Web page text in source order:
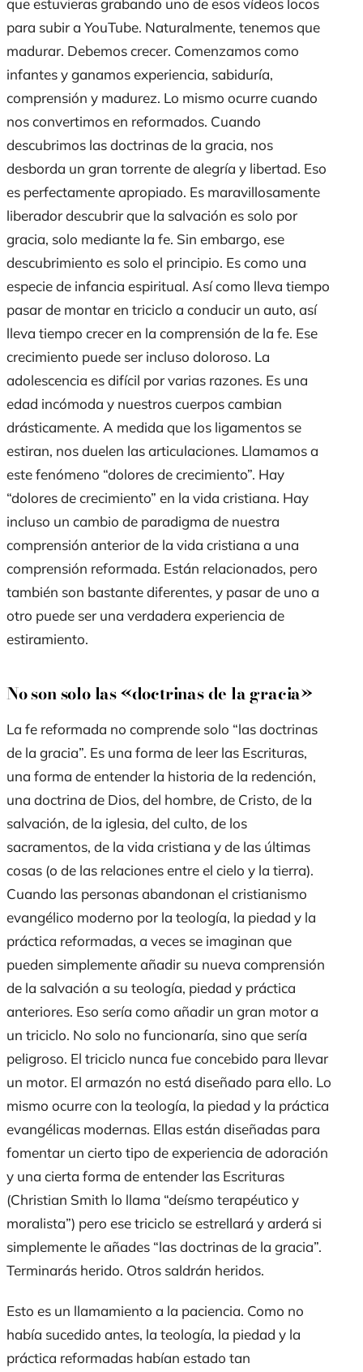
queestuvieras grabando uno de esos vídeos locos
para subir a YouTube. Naturalmente, tenemos que
madurar. Debemos crecer. Comenzamos como
infantes y ganamos experiencia, sabiduría,
comprensión y madurez. Lo mismo ocurre cuando
nos convertimos en reformados. Cuando
descubrimos las doctrinas de la gracia, nos
desborda un gran torrente de alegría y libertad. Eso
es perfectamente apropiado. Es maravillosamente
liberador descubrir que la salvación es solo por
gracia, solo mediante la fe. Sin embargo, ese
descubrimiento es solo el principio. Escomo una
especie de infancia espiritual. Así como lleva tiempo
pasar de montar en triciclo a conducir un auto, así
lleva tiempo crecer en la comprensión de la fe. Ese
crecimiento puede ser incluso doloroso. La
adolescencia es difícil por varias razones. Es una
edad incómoda y nuestros cuerpos cambian
drásticamente. A medida que los ligamentos se
estiran, nos duelen las articulaciones. Llamamos a
estefenómeno “dolores de crecimiento”. Hay
“dolores de crecimiento” en la vida cristiana. Hay
incluso un cambio de paradigma de nuestra
comprensión anterior de la vida cristiana a una
comprensión reformada. Están relacionados, pero
también son bastante diferentes, y pasar de uno a
otro puede ser una verdadera experiencia de
estiramiento.
No son solo las «doctrinas de la gracia»
La fe reformada no comprende solo “las doctrinas
de la gracia”. Es una forma de leer las Escrituras,
una forma de entender la historia de la redención,
una doctrina de Dios, del hombre, de Cristo, de la
salvación, de la iglesia, del culto, de los
sacramentos, de la vida cristiana yde las últimas
cosas (o de las relaciones entre el cielo y la tierra).
Cuando las personas abandonan el cristianismo
evangélico moderno por la teología, la piedad y la
práctica reformadas, a veces se imaginan que
pueden simplemente añadir su nueva comprensión
de la salvación a su teología, piedad y práctica
anteriores. Eso sería como añadir un gran motor a
un triciclo. No solo no funcionaría, sino que sería
peligroso. El triciclo nunca fue concebido para llevar
un motor. El armazón no está diseñado para ello. Lo
mismo ocurre con la teología, la piedad y la práctica
evangélicas modernas. Ellas están diseñadas para
fomentar un cierto tipo de experiencia de adoración
y una cierta forma de entender las Escrituras
(Christian Smith lo llama “deísmo terapéutico y
moralista”) pero ese triciclo se estrellará y arderá si
simplemente leañades “las doctrinas de la gracia”.
Terminarás herido. Otros saldrán heridos.
Esto es un llamamiento a la paciencia. Como no
había sucedido antes, la teología, la piedad y la
práctica reformadas habían estado tan